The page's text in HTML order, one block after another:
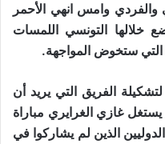
والفردي وامس انهي الأحمر
خلالها التونسي اللمسات
التي ستخوض المواجهة.
الفريق التي يريد أن
غازي الغرايري مباراة
الذين لم يشاركوا في